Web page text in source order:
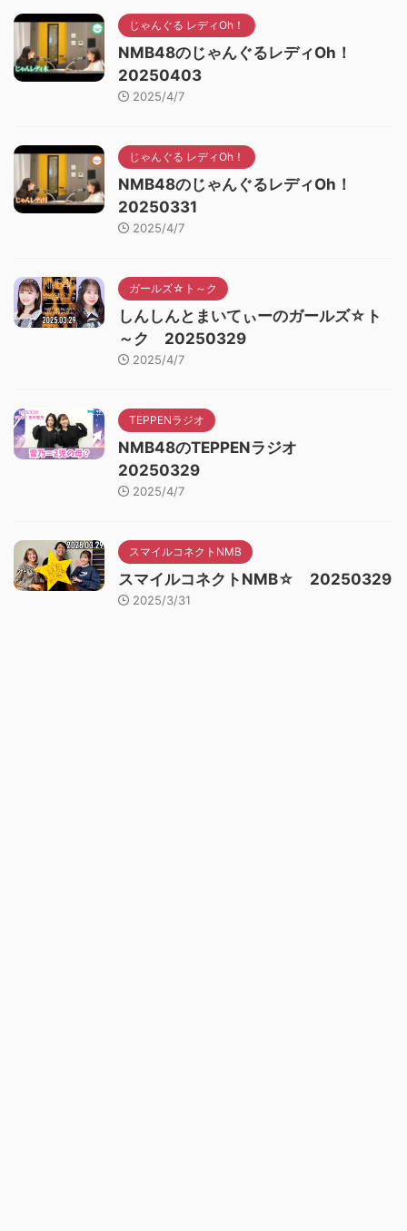
じゃんぐる レディOh！
NMB48のじゃんぐるレディOh！
20250403
2025/4/7
じゃんぐる レディOh！
NMB48のじゃんぐるレディOh！
20250331
2025/4/7
ガールズ☆ト～ク
しんしんとまいてぃーのガールズ☆ト
～ク 20250329
2025/4/7
TEPPENラジオ
NMB48のTEPPENラジオ
20250329
2025/4/7
スマイルコネクトNMB
スマイルコネクトNMB☆ 20250329
2025/3/31